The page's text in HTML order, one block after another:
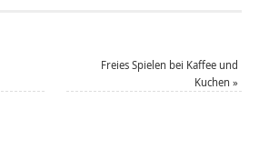
Freies Spielen bei Kaffee und
Kuchen»